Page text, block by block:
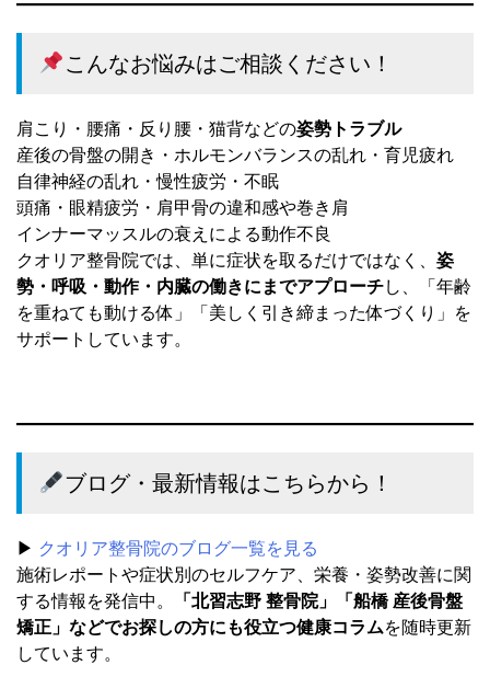
こんなお悩みはご相談ください！
肩こり・腰痛・反り腰・猫背などの姿勢トラブル
産後の骨盤の開き・ホルモンバランスの乱れ・育児疲れ
自律神経の乱れ・慢性疲労・不眠
頭痛・眼精疲労・肩甲骨の違和感や巻き肩
インナーマッスルの衰えによる動作不良
クオリア整骨院では、単に症状を取るだけではなく、 姿
勢・呼吸・動作・内臓の働きにまでアプローチし、「年齢
を重ねても動ける体」「美しく引き締まった体づくり」を
サポートしています。
ブログ・最新情報はこちらから！
▶︎ クオリア整骨院のブログ一覧を見る
施術レポートや症状別のセルフケア、栄養・姿勢改善に関
する情報を発信中。
「北習志野 整骨院」「船橋 産後骨盤
矯正」などでお探しの方にも役立つ健康コラムを随時更新
しています。